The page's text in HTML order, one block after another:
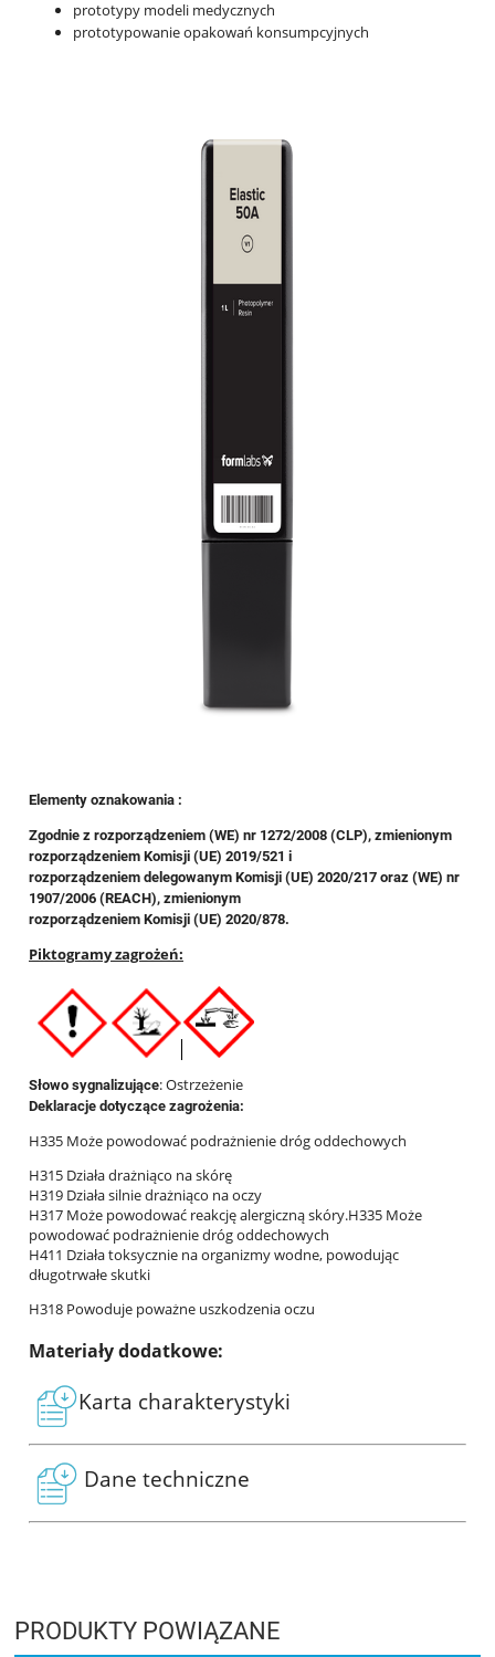
prototypy modeli medycznych
prototypowanie opakowań konsumpcyjnych
Elementy oznakowania :
Zgodnie z rozporządzeniem (WE) nr 1272/2008 (CLP), zmienionym
rozporządzeniem Komisji (UE) 2019/521 i
rozporządzeniem delegowanym Komisji (UE) 2020/217 oraz (WE) nr
1907/2006 (REACH), zmienionym
rozporządzeniem Komisji (UE) 2020/878.
Piktogramy zagrożeń:
Słowo sygnalizujące: Ostrzeżenie
Deklaracje dotyczące zagrożenia:
H335 Może powodować podrażnienie dróg oddechowych
H315 Działa drażniąco na skórę
H319 Działa silnie drażniąco na oczy
H317 Może powodować reakcję alergiczną skóry.H335 Może
powodować podrażnienie dróg oddechowych
H411 Działa toksycznie na organizmy wodne, powodując
długotrwałe skutki
H318 Powoduje poważne uszkodzenia oczu
Materiały dodatkowe:
Karta charakterystyki
Dane techniczne
PRODUKTY POWIĄZANE